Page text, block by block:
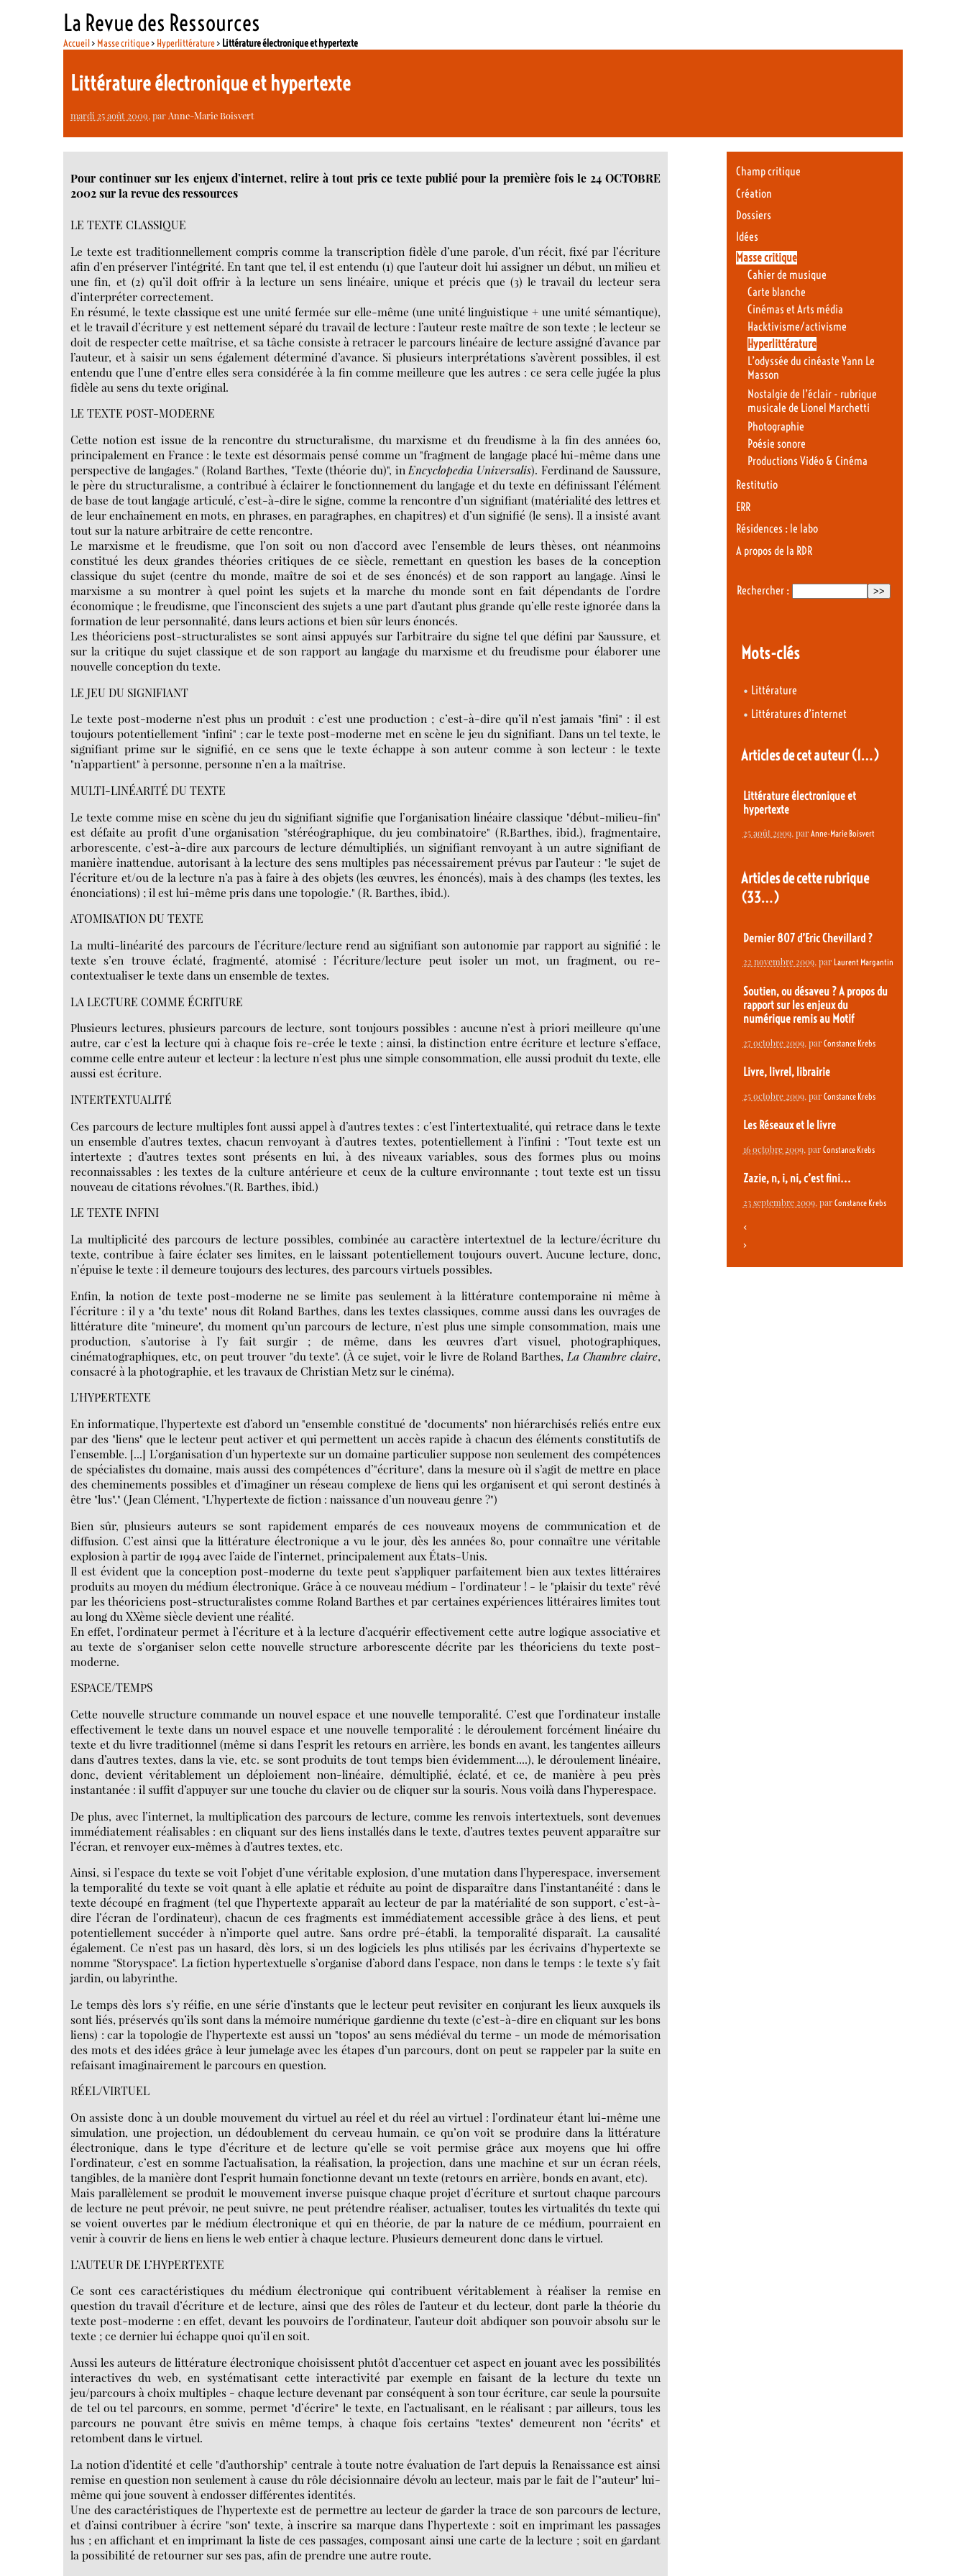
La Revue des Ressources
Accueil> Masse critique> Hyperlittérature> Littérature électronique et hypertexte
Littérature électronique et hypertexte
mardi 25 août 2009, parAnne-Marie Boisvert
Pour continuer sur les enjeux d’internet, relire à tout pris ce texte publié pour la première fois le 24 OCTOBRE
2002 sur la revue des ressources
LE TEXTE CLASSIQUE
Le texte est traditionnellement compris comme la transcription fidèle d’une parole, d’un récit, fixé par l’écriture
afin d’en préserver l’intégrité. En tant que tel, il est entendu (1) que l’auteur doit lui assigner un début, un milieu et
une fin, et (2) qu’il doit offrir à la lecture un sens linéaire, unique et précis que (3) le travail du lecteur sera
d’interpréter correctement.
En résumé, le texte classique est une unité fermée sur elle-même (une unité linguistique + une unité sémantique),
et le travail d’écriture y est nettement séparé du travail de lecture : l’auteur reste maître de son texte ; le lecteur se
doit de respecter cette maîtrise, et sa tâche consiste à retracer le parcours linéaire de lecture assigné d’avance par
l’auteur, et à saisir un sens également déterminé d’avance. Si plusieurs interprétations s’avèrent possibles, il est
entendu que l’une d’entre elles sera considérée à la fin comme meilleure que les autres : ce sera celle jugée la plus
fidèle au sens du texte original.
LE TEXTE POST-MODERNE
Cette notion est issue de la rencontre du structuralisme, du marxisme et du freudisme à la fin des années 60,
principalement en France : le texte est désormais pensé comme un "fragment de langage placé lui-même dans une
perspective de langages." (Roland Barthes, "Texte (théorie du)", in Encyclopedia Universalis). Ferdinand de Saussure,
le père du structuralisme, a contribué à éclairer le fonctionnement du langage et du texte en définissant l’élément
de base de tout langage articulé, c’est-à-dire le signe, comme la rencontre d’un signifiant (matérialité des lettres et
de leur enchaînement en mots, en phrases, en paragraphes, en chapitres) et d’un signifié (le sens). Il a insisté avant
tout sur la nature arbitraire de cette rencontre.
Le marxisme et le freudisme, que l’on soit ou non d’accord avec l’ensemble de leurs thèses, ont néanmoins
constitué les deux grandes théories critiques de ce siècle, remettant en question les bases de la conception
classique du sujet (centre du monde, maître de soi et de ses énoncés) et de son rapport au langage. Ainsi le
marxisme a su montrer à quel point les sujets et la marche du monde sont en fait dépendants de l’ordre
économique ; le freudisme, que l’inconscient des sujets a une part d’autant plus grande qu’elle reste ignorée dans la
formation de leur personnalité, dans leurs actions et bien sûr leurs énoncés.
Les théoriciens post-structuralistes se sont ainsi appuyés sur l’arbitraire du signe tel que défini par Saussure, et
sur la critique du sujet classique et de son rapport au langage du marxisme et du freudisme pour élaborer une
nouvelle conception du texte.
LE JEU DU SIGNIFIANT
Le texte post-moderne n’est plus un produit : c’est une production ; c’est-à-dire qu’il n’est jamais "fini" : il est
toujours potentiellement "infini" ; car le texte post-moderne met en scène le jeu du signifiant. Dans un tel texte, le
signifiant prime sur le signifié, en ce sens que le texte échappe à son auteur comme à son lecteur : le texte
"n’appartient" à personne, personne n’en a la maîtrise.
MULTI-LINÉARITÉ DU TEXTE
Le texte comme mise en scène du jeu du signifiant signifie que l’organisation linéaire classique "début-milieu-fin"
est défaite au profit d’une organisation "stéréographique, du jeu combinatoire" (R.Barthes, ibid.), fragmentaire,
arborescente, c’est-à-dire aux parcours de lecture démultipliés, un signifiant renvoyant à un autre signifiant de
manière inattendue, autorisant à la lecture des sens multiples pas nécessairement prévus par l’auteur : "le sujet de
l’écriture et/ou de la lecture n’a pas à faire à des objets (les œuvres, les énoncés), mais à des champs (les textes, les
énonciations) ; il est lui-même pris dans une topologie." (R. Barthes, ibid.).
ATOMISATION DU TEXTE
La multi-linéarité des parcours de l’écriture/lecture rend au signifiant son autonomie par rapport au signifié : le
texte s’en trouve éclaté, fragmenté, atomisé : l’écriture/lecture peut isoler un mot, un fragment, ou re-
contextualiser le texte dans un ensemble de textes.
LA LECTURE COMME ÉCRITURE
Plusieurs lectures, plusieurs parcours de lecture, sont toujours possibles : aucune n’est à priori meilleure qu’une
autre, car c’est la lecture qui à chaque fois re-crée le texte ; ainsi, la distinction entre écriture et lecture s’efface,
comme celle entre auteur et lecteur : la lecture n’est plus une simple consommation, elle aussi produit du texte, elle
aussi est écriture.
INTERTEXTUALITÉ
Ces parcours de lecture multiples font aussi appel à d’autres textes : c’est l’intertextualité, qui retrace dans le texte
un ensemble d’autres textes, chacun renvoyant à d’autres textes, potentiellement à l’infini : "Tout texte est un
intertexte ; d’autres textes sont présents en lui, à des niveaux variables, sous des formes plus ou moins
reconnaissables : les textes de la culture antérieure et ceux de la culture environnante ; tout texte est un tissu
nouveau de citations révolues."(R. Barthes, ibid.)
LE TEXTE INFINI
La multiplicité des parcours de lecture possibles, combinée au caractère intertextuel de la lecture/écriture du
texte, contribue à faire éclater ses limites, en le laissant potentiellement toujours ouvert. Aucune lecture, donc,
n’épuise le texte : il demeure toujours des lectures, des parcours virtuels possibles.
Enfin, la notion de texte post-moderne ne se limite pas seulement à la littérature contemporaine ni même à
l’écriture : il y a "du texte" nous dit Roland Barthes, dans les textes classiques, comme aussi dans les ouvrages de
littérature dite "mineure", du moment qu’un parcours de lecture, n’est plus une simple consommation, mais une
production, s’autorise à l’y fait surgir ; de même, dans les œuvres d’art visuel, photographiques,
cinématographiques, etc, on peut trouver "du texte". (À ce sujet, voir le livre de Roland Barthes, La Chambre claire,
consacré à la photographie, et les travaux de Christian Metz sur le cinéma).
L’HYPERTEXTE
En informatique, l’hypertexte est d’abord un "ensemble constitué de "documents" non hiérarchisés reliés entre eux
par des "liens" que le lecteur peut activer et qui permettent un accès rapide à chacun des éléments constitutifs de
l’ensemble. [...] L’organisation d’un hypertexte sur un domaine particulier suppose non seulement des compétences
de spécialistes du domaine, mais aussi des compétences d’"écriture", dans la mesure où il s’agit de mettre en place
des cheminements possibles et d’imaginer un réseau complexe de liens qui les organisent et qui seront destinés à
être "lus"." (Jean Clément, "L’hypertexte de fiction : naissance d’un nouveau genre ?")
Bien sûr, plusieurs auteurs se sont rapidement emparés de ces nouveaux moyens de communication et de
diffusion. C’est ainsi que la littérature électronique a vu le jour, dès les années 80, pour connaître une véritable
explosion à partir de 1994 avec l’aide de l’internet, principalement aux États-Unis.
Il est évident que la conception post-moderne du texte peut s’appliquer parfaitement bien aux textes littéraires
produits au moyen du médium électronique. Grâce à ce nouveau médium - l’ordinateur ! - le "plaisir du texte" rêvé
par les théoriciens post-structuralistes comme Roland Barthes et par certaines expériences littéraires limites tout
au long du XXème siècle devient une réalité.
En effet, l’ordinateur permet à l’écriture et à la lecture d’acquérir effectivement cette autre logique associative et
au texte de s’organiser selon cette nouvelle structure arborescente décrite par les théoriciens du texte post-
moderne.
ESPACE/TEMPS
Cette nouvelle structure commande un nouvel espace et une nouvelle temporalité. C’est que l’ordinateur installe
effectivement le texte dans un nouvel espace et une nouvelle temporalité : le déroulement forcément linéaire du
texte et du livre traditionnel (même si dans l’esprit les retours en arrière, les bonds en avant, les tangentes ailleurs
dans d’autres textes, dans la vie, etc. se sont produits de tout temps bien évidemment....), le déroulement linéaire,
donc, devient véritablement un déploiement non-linéaire, démultiplié, éclaté, et ce, de manière à peu près
instantanée : il suffit d’appuyer sur une touche du clavier ou de cliquer sur la souris. Nous voilà dans l’hyperespace.
De plus, avec l’internet, la multiplication des parcours de lecture, comme les renvois intertextuels, sont devenues
immédiatement réalisables : en cliquant sur des liens installés dans le texte, d’autres textes peuvent apparaître sur
l’écran, et renvoyer eux-mêmes à d’autres textes, etc.
Ainsi, si l’espace du texte se voit l’objet d’une véritable explosion, d’une mutation dans l’hyperespace, inversement
la temporalité du texte se voit quant à elle aplatie et réduite au point de disparaître dans l’instantanéité : dans le
texte découpé en fragment (tel que l’hypertexte apparaît au lecteur de par la matérialité de son support, c’est-à-
dire l’écran de l’ordinateur), chacun de ces fragments est immédiatement accessible grâce à des liens, et peut
potentiellement succéder à n’importe quel autre. Sans ordre pré-établi, la temporalité disparaît. La causalité
également. Ce n’est pas un hasard, dès lors, si un des logiciels les plus utilisés par les écrivains d’hypertexte se
nomme "Storyspace". La fiction hypertextuelle s’organise d’abord dans l’espace, non dans le temps : le texte s’y fait
jardin, ou labyrinthe.
Le temps dès lors s’y réifie, en une série d’instants que le lecteur peut revisiter en conjurant les lieux auxquels ils
sont liés, préservés qu’ils sont dans la mémoire numérique gardienne du texte (c’est-à-dire en cliquant sur les bons
liens) : car la topologie de l’hypertexte est aussi un "topos" au sens médiéval du terme - un mode de mémorisation
des mots et des idées grâce à leur jumelage avec les étapes d’un parcours, dont on peut se rappeler par la suite en
refaisant imaginairement le parcours en question.
RÉEL/VIRTUEL
On assiste donc à un double mouvement du virtuel au réel et du réel au virtuel : l’ordinateur étant lui-même une
simulation, une projection, un dédoublement du cerveau humain, ce qu’on voit se produire dans la littérature
électronique, dans le type d’écriture et de lecture qu’elle se voit permise grâce aux moyens que lui offre
l’ordinateur, c’est en somme l’actualisation, la réalisation, la projection, dans une machine et sur un écran réels,
tangibles, de la manière dont l’esprit humain fonctionne devant un texte (retours en arrière, bonds en avant, etc).
Mais parallèlement se produit le mouvement inverse puisque chaque projet d’écriture et surtout chaque parcours
de lecture ne peut prévoir, ne peut suivre, ne peut prétendre réaliser, actualiser, toutes les virtualités du texte qui
se voient ouvertes par le médium électronique et qui en théorie, de par la nature de ce médium, pourraient en
venir à couvrir de liens en liens le web entier à chaque lecture. Plusieurs demeurent donc dans le virtuel.
L’AUTEUR DE L’HYPERTEXTE
Ce sont ces caractéristiques du médium électronique qui contribuent véritablement à réaliser la remise en
question du travail d’écriture et de lecture, ainsi que des rôles de l’auteur et du lecteur, dont parle la théorie du
texte post-moderne : en effet, devant les pouvoirs de l’ordinateur, l’auteur doit abdiquer son pouvoir absolu sur le
texte ; ce dernier lui échappe quoi qu’il en soit.
Aussi les auteurs de littérature électronique choisissent plutôt d’accentuer cet aspect en jouant avec les possibilités
interactives du web, en systématisant cette interactivité par exemple en faisant de la lecture du texte un
jeu/parcours à choix multiples - chaque lecture devenant par conséquent à son tour écriture, car seule la poursuite
de tel ou tel parcours, en somme, permet "d’écrire" le texte, en l’actualisant, en le réalisant ; par ailleurs, tous les
parcours ne pouvant être suivis en même temps, à chaque fois certains "textes" demeurent non "écrits" et
retombent dans le virtuel.
La notion d’identité et celle "d’authorship" centrale à toute notre évaluation de l’art depuis la Renaissance est ainsi
remise en question non seulement à cause du rôle décisionnaire dévolu au lecteur, mais par le fait de l’"auteur" lui-
même qui joue souvent à endosser différentes identités.
Une des caractéristiques de l’hypertexte est de permettre au lecteur de garder la trace de son parcours de lecture,
et d’ainsi contribuer à écrire "son" texte, à inscrire sa marque dans l’hypertexte : soit en imprimant les passages
lus ; en affichant et en imprimant la liste de ces passages, composant ainsi une carte de la lecture ; soit en gardant
la possibilité de retourner sur ses pas, afin de prendre une autre route.
Champ critique
Création
Dossiers
Idées
Masse critique
Cahier de musique
Carte blanche
Cinémas et Arts média
Hacktivisme/activisme
Hyperlittérature
L’odyssée du cinéaste Yann Le
Masson
Nostalgie de l’éclair - rubrique
musicale de Lionel Marchetti
Photographie
Poésie sonore
Productions Vidéo & Cinéma
Restitutio
ERR
Résidences : le labo
A propos de la RDR
Rechercher :
Mots-clés
• Littérature
• Littératures d’internet
Articles de cet auteur(1…)
Littérature électronique et
hypertexte
25 août 2009, par Anne-Marie Boisvert
Articles de cette rubrique
(33…)
Dernier 807 d’Eric Chevillard ?
22 novembre 2009, par Laurent Margantin
Soutien, ou désaveu ? A propos du
rapport sur les enjeux du
numérique remis au Motif
27 octobre 2009, par Constance Krebs
Livre, livrel, librairie
25 octobre 2009, par Constance Krebs
Les Réseaux et le livre
16 octobre 2009, par Constance Krebs
Zazie, n, i, ni, c’est fini...
23 septembre 2009, par Constance Krebs
<
>